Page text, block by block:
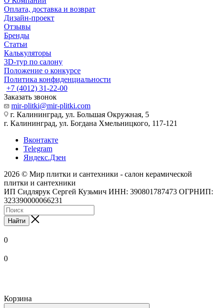
Оплата, доставка и возврат
Дизайн-проект
Отзывы
Бренды
Статьи
Калькуляторы
3D-тур по салону
Положение о конкурсе
Политика конфиденциальности
+7 (4012) 31-22-00
Заказать звонок
mir-plitki@mir-plitki.com
г. Калининград, ул. Большая Окружная, 5
г. Калининград, ул. Богдана Хмельницкого, 117-121
Вконтакте
Telegram
Яндекс.Дзен
2026 © Мир плитки и сантехники - салон керамической
плитки и сантехники
ИП Сидлярук Сергей Кузьмич ИНН: 390801787473 ОГРНИП:
323390000066231
Найти
0
0
Корзина